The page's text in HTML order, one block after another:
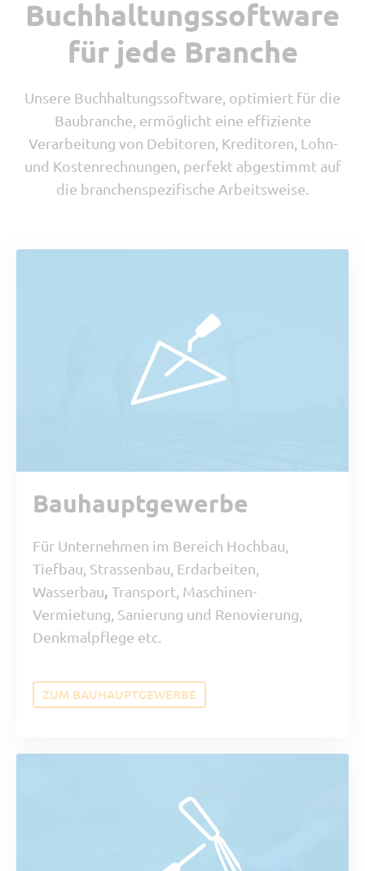
Buchhaltungssoftware
für jede Branche
Unsere Buchhaltungssoftware, optimiert für die
Baubranche, ermöglicht eine effiziente
Verarbeitung von Debitoren, Kreditoren, Lohn-
und Kostenrechnungen, perfekt abgestimmt auf
die branchenspezifische Arbeitsweise.
Bauhauptgewerbe
Für Unternehmen im Bereich Hochbau,
Tiefbau, Strassenbau, Erdarbeiten,
Wasserbau,Transport, Maschinen-
Vermietung, Sanierung und Renovierung,
Denkmalpflege etc.
ZUM BAUHAUPTGEWERBE